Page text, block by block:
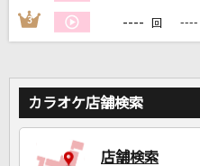
DAMに会員登
3 ---- 回 ----
カラオケ店舗検索
店舗検索